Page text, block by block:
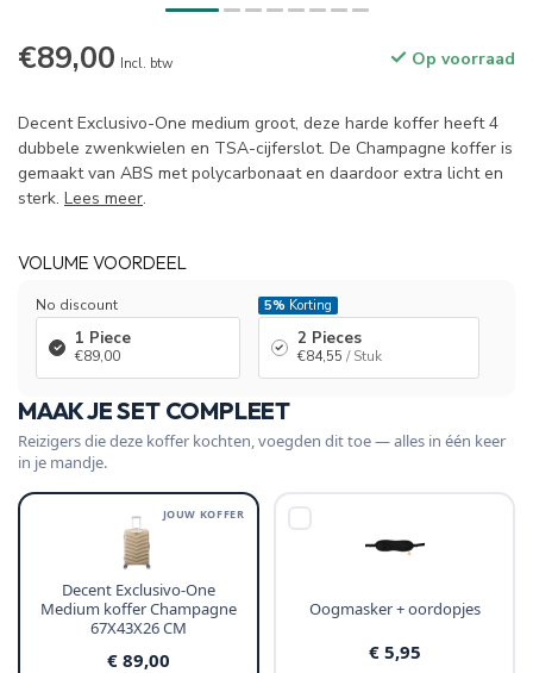
€89,00 Incl. btw Op voorraad
Decent Exclusivo-One medium groot, deze harde koffer heeft 4
dubbele zwenkwielen en TSA-cijferslot. De Champagne koffer is
gemaakt van ABS met polycarbonaat en daardoor extra licht en
sterk. Lees meer.
VOLUME VOORDEEL
No discount
1 Piece
€89,00
5% Korting
2 Pieces
€84,55 / Stuk
MAAK JE SET COMPLEET
Reizigers die deze koffer kochten, voegden dit toe — alles in één keer
in je mandje.
JOUW KOFFER
Decent Exclusivo-One
Medium koffer Champagne
67X43X26 CM
€ 89,00
Oogmasker + oordopjes
€ 5,95